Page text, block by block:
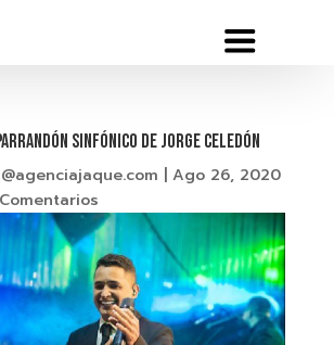
SINFÓNICO DE JORGE CELEDÓN
Ago 26, 2020